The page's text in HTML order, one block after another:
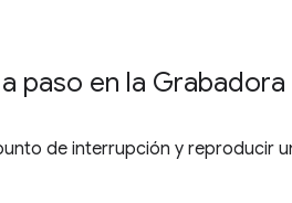
paso en la Grabadora
de interrupción y reproducir